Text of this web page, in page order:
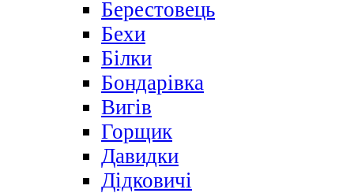
Берестовець
Бехи
Білки
Бондарівка
Вигів
Горщик
Давидки
Дідковичі